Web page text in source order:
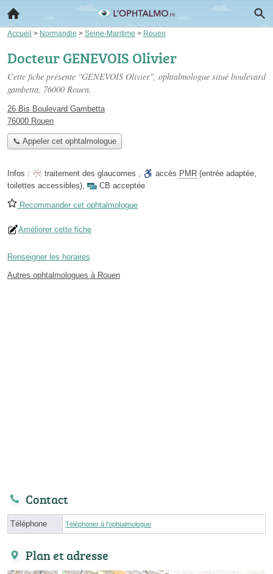
Accueil > Normandie > Seine-Maritime > Rouen
Docteur GENEVOIS Olivier
Cette fiche présente "GENEVOIS Olivier", ophtalmologue situé boulevard
gambetta, 76000 Rouen.
26 Bis Boulevard Gambetta
76000 Rouen
📞 Appeler cet ophtalmologue
Infos : traitement des glaucomes , accès PMR (entrée adaptée,
toilettes accessibles), CB acceptée
Recommander cet ophtalmologue
Améliorer cette fiche
Renseigner les horaires
Autres ophtalmologues à Rouen
Contact
Téléphone Téléphoner à l'ophtalmologue
Plan et adresse